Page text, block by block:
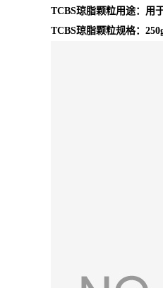
TCBS琼脂颗粒用途： 用
TCBS琼脂颗粒规格：